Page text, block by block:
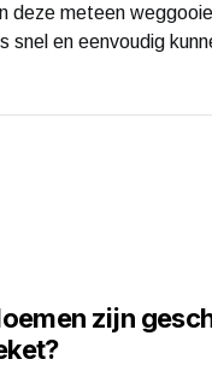
deze meteen
en eenvoudig
zijn